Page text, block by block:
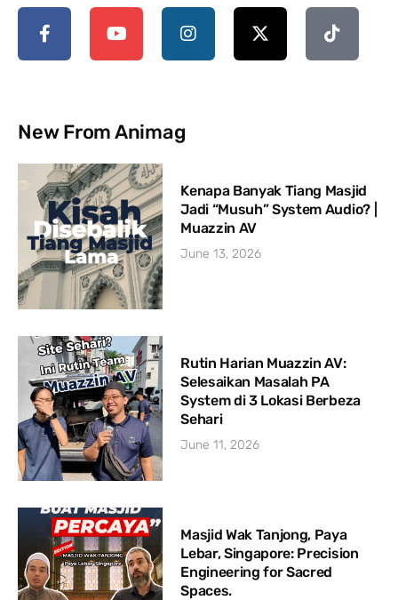
New From Animag
Kenapa Banyak Tiang Masjid
Jadi “Musuh” System Audio? |
Muazzin AV
June 13, 2026
Rutin Harian Muazzin AV:
Selesaikan Masalah PA
System di 3 Lokasi Berbeza
Sehari
June 11, 2026
Masjid Wak Tanjong, Paya
Lebar, Singapore: Precision
Engineering for Sacred
Spaces.